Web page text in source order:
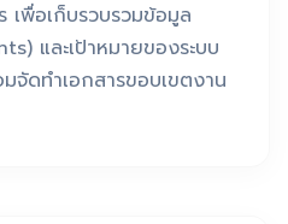
เพื่อเก็บรวบรวมข้อมูล
และเป้าหมายของระบบ
จัดทำเอกสารขอบเขตงาน